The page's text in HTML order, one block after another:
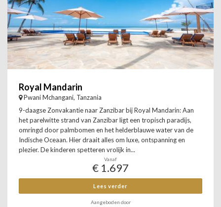
Royal Mandarin
Pwani Mchangani, Tanzania
9-daagse Zonvakantie naar Zanzibar bij Royal Mandarin: Aan
het parelwitte strand van Zanzibar ligt een tropisch paradijs,
omringd door palmbomen en het helderblauwe water van de
Indische Oceaan. Hier draait alles om luxe, ontspanning en
plezier. De kinderen spetteren vrolijk in...
Vanaf
€ 1.697
Lees verder
Aangeboden door